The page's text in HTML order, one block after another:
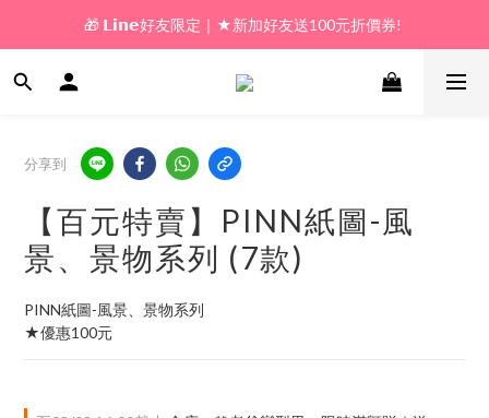
🎁 新好友購物金｜★加入新會員領券送100元!
🎁 𝗟𝗶𝗻𝗲好友限定｜★新加好友送100元折價券!
🎁 新好友購物金｜★加入新會員領券送100元!
分享到
【百元特賣】PINN紙圖-風
景、景物系列 (7款)
PINN紙圖-風景、景物系列
★優惠100元